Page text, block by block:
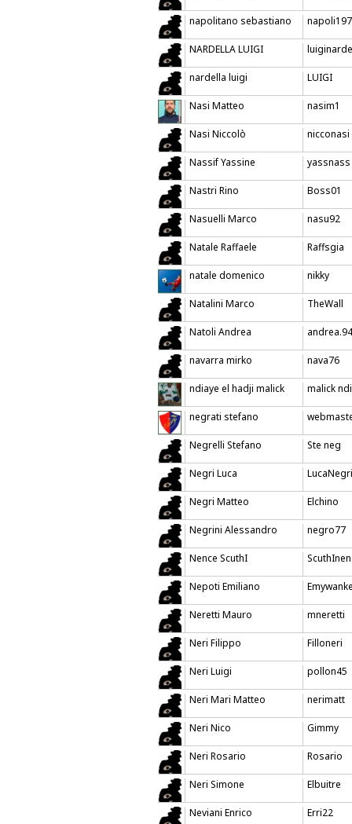
napolitano sebastiano
NARDELLA LUIGI
nardella luigi LUIGI
Nasi Matteo nasim1
Nasi Niccolò nicconasi
Nassif Yassine yassnass
Nastri Rino Boss01
Nasuelli Marco nasu92
Natale Raffaele Raffsgia
natale domenico nikky
Natalini Marco TheWall
Natoli Andrea andrea.94
navarra mirko nava76
ndiaye el hadji malick malick
negrati stefano
Negrelli Stefano Ste neg
Negri Luca
Negri Matteo Elchino
Negrini Alessandro negro77
Nence ScuthI
Nepoti Emiliano
Neretti Mauro mneretti
Neri Filippo Filloneri
Neri Luigi pollon45
Neri Mari Matteo nerimatt
Neri Nico Gimmy
Neri Rosario Rosario
Neri Simone Elbuitre
Neviani Enrico Erri22